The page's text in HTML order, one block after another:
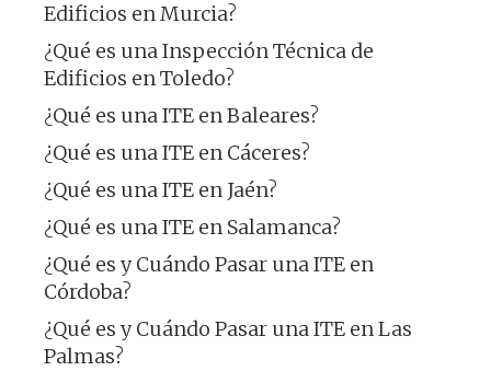
Edificios en Murcia?
¿Qué es una Inspección Técnica de
Edificios en Toledo?
¿Qué es una ITE en Baleares?
¿Qué es una ITE en Cáceres?
¿Qué es una ITE en Jaén?
¿Qué es una ITE en Salamanca?
¿Qué es y Cuándo Pasar una ITE en
Córdoba?
¿Qué es y Cuándo Pasar una ITE en Las
Palmas?